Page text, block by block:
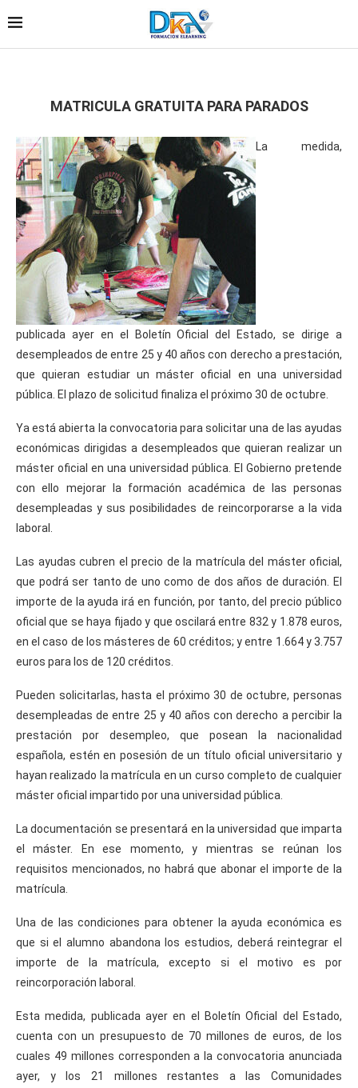
MATRICULA GRATUITA PARA PARADOS
La medida,
publicada ayer en el Boletín Oficial del Estado, se dirige a
desempleados de entre 25 y 40 años con derecho a prestación,
que quieran estudiar un máster oficial en una universidad
pública. El plazo de solicitud finaliza el próximo 30 de octubre.
Ya está abierta la convocatoria para solicitar una de las ayudas
económicas dirigidas a desempleados que quieran realizar un
máster oficial en una universidad pública. El Gobierno pretende
con ello mejorar la formación académica de las personas
desempleadas y sus posibilidades de reincorporarse a la vida
laboral.
Las ayudas cubren el precio de la matrícula del máster oficial,
que podrá ser tanto de uno como de dos años de duración. El
importe de la ayuda irá en función, por tanto, del precio público
oficial que se haya fijado y que oscilará entre 832 y 1.878 euros,
en el caso de los másteres de 60 créditos; y entre 1.664 y 3.757
euros para los de 120 créditos.
Pueden solicitarlas, hasta el próximo 30 de octubre, personas
desempleadas de entre 25 y 40 años con derecho a percibir la
prestación por desempleo, que posean la nacionalidad
española, estén en posesión de un título oficial universitario y
hayan realizado la matrícula en un curso completo de cualquier
máster oficial impartido por una universidad pública.
La documentación se presentará en la universidad que imparta
el máster. En ese momento, y mientras se reúnan los
requisitos mencionados, no habrá que abonar el importe de la
matrícula.
Una de las condiciones para obtener la ayuda económica es
que si el alumno abandona los estudios, deberá reintegrar el
importe de la matrícula, excepto si el motivo es por
reincorporación laboral.
Esta medida, publicada ayer en el Boletín Oficial del Estado,
cuenta con un presupuesto de 70 millones de euros, de los
cuales 49 millones corresponden a la convocatoria anunciada
ayer, y los 21 millones restantes a las Comunidades